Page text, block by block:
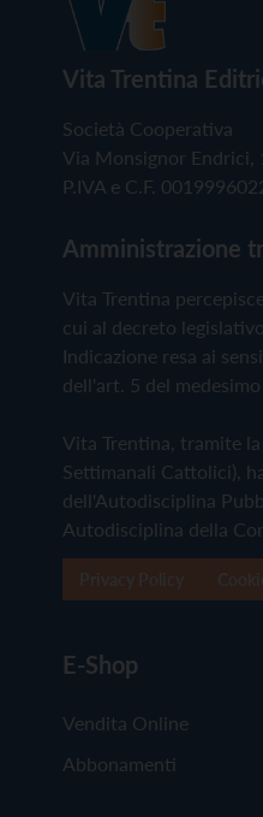
Vita Trentina
Società Cooperativa
Via Monsignor Endrici,
P.IVA e C.F.
Amministrazione
Vita Trentina
cui al decreto
Indicazione resa ai
dell'art. 5 del medesimo
Vita Trentina, tramite
Settimanali Cattolici),
dell'Autodisciplina
Autodisciplina della
E-Shop
Vendita Online
Abbonamenti